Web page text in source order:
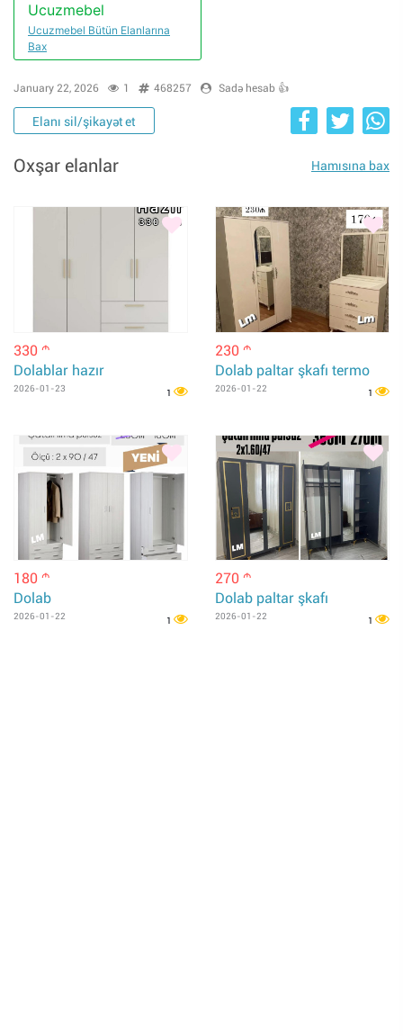
Ucuzmebel
Ucuzmebel Bütün Elanlarına
Bax
January 22, 2026 1 468257 Sadə hesab 👍
Elanı sil/şikayət et
Oxşar elanlar Hamısına bax
330 m
Dolablar hazır
2026-01-23 1
230 m
Dolab paltar şkafı termo
2026-01-22 1
180 m
Dolab
2026-01-22 1
270 m
Dolab paltar şkafı
2026-01-22 1